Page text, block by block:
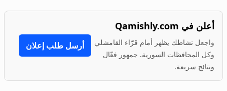
أعلن في Qamishly.com
واجعل نشاطك يظهر أمام قرّاء القامشلي
وكل المحافظات السورية. جمهور فعّال
ونتائج سريعة.
أرسل طلب إعلان